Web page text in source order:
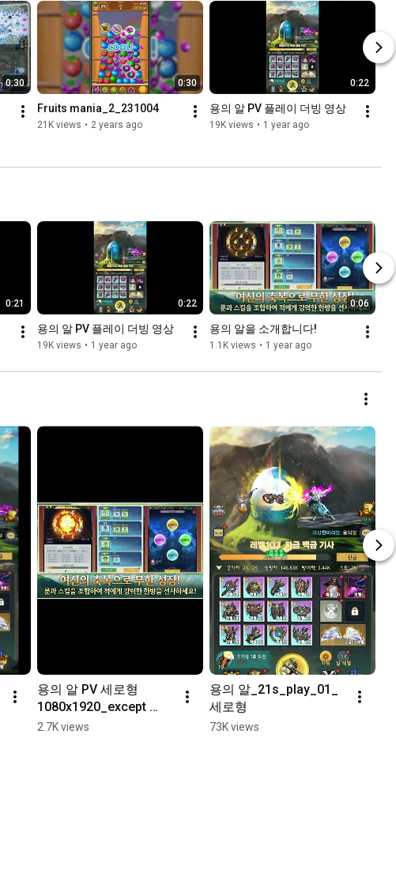
0:30 0:30
Fruits mania_2_231004
21K views • 2 years ago
0:22
용의 알 PV 플레이 더빙 영상
19K views • 1 year ago
0:21 0:22
용의 알 PV 플레이 더빙 영상
19K views • 1 year ago
0:06
용의 알을 소개합니다!
1.1K views • 1 year ago
용의 알 PV 세로형
1080x1920_except
goddess
2.7K views
용의 알_21s_play_01_
세로형
73K views